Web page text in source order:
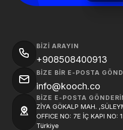
BIZI ARAYIN
+908508400913
BIZE BIR E-POSTA
info@kooch.co
BIZE E-POSTA
ZİYA GÖKALP MAH.
OFFICE NO: 7E İÇ KAPI NO:
Türkiye